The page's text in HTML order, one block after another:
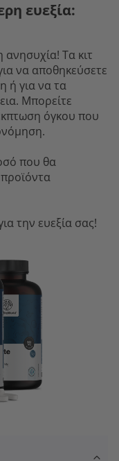
ευεξία:
Τα κιτ
να αποθηκεύσετε
ή για να τα
Μπορείτε
όγκου που
που θα
την ευεξία σας!